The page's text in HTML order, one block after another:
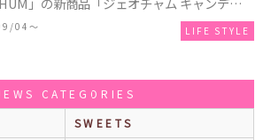
リーズ」が発売！一部店舗限定で特別装飾
04〜 LIFE STYLE
CATEGORIES
SWEETS